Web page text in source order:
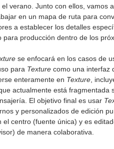
verano. Junto con ellos, vamos
en un mapa de ruta para
a establecer los detalles
para producción dentro de los
se enfocará en los casos de
para Texture como una interfaz
enteramente en Texture ,
actualmente está fragmentada
El objetivo final es usar
y personalizados de edición
centro (fuente única) y es
de manera colaborativa.